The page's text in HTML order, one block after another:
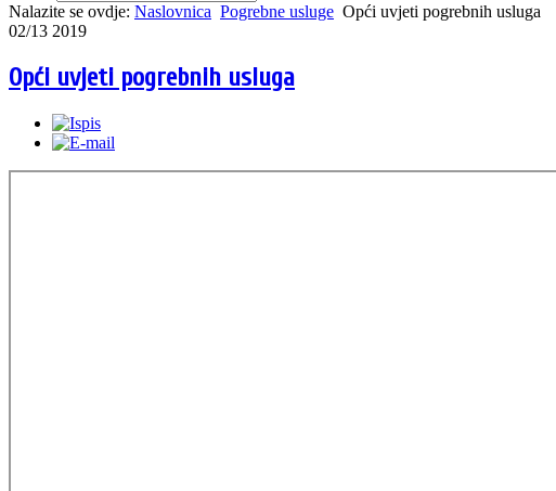
Nalazite se ovdje: Naslovnica Pogrebne usluge Opći uvjeti pogrebnih usluga
02/13 2019
Opći uvjeti pogrebnih usluga